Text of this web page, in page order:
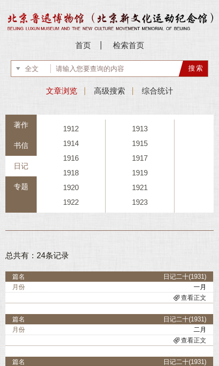
首页 检索首页
文章浏览 高级搜索 综合统计
著作
书信
日记
专题
1912
1913
1914
1915
1916
1917
1918
1919
1920
1921
1922
1923
1926
1927
1930
1934
1935
1936
总共有：24条记录
日记二十(1931)
一月
查看正文
日记二十(1931)
二月
查看正文
日记二十(1931)